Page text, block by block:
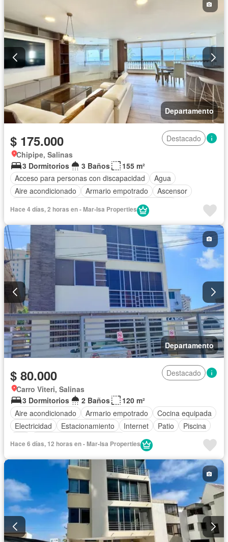
Parcialmente amoblado
Departamento
$ 175.000
Destacado
Chipipe, Salinas
3 Dormitorios
3 Baños
155 m²
Acceso para personas con discapacidad
Agua
Aire acondicionado
Armario empotrado
Ascensor
Electricidad
Garita de guardianía
Conserje
Seguridad Wifi Completamente amoblado
Hace 4 días, 2 horas en - Mar-Isa Properties
Departamento
$ 80.000
Destacado
Carro Viteri, Salinas
3 Dormitorios
2 Baños
120 m²
Aire acondicionado
Armario empotrado
Cocina equipada
Electricidad
Estacionamiento Internet Patio
Piscina
Hace 6 días, 12 horas en - Mar-Isa Properties